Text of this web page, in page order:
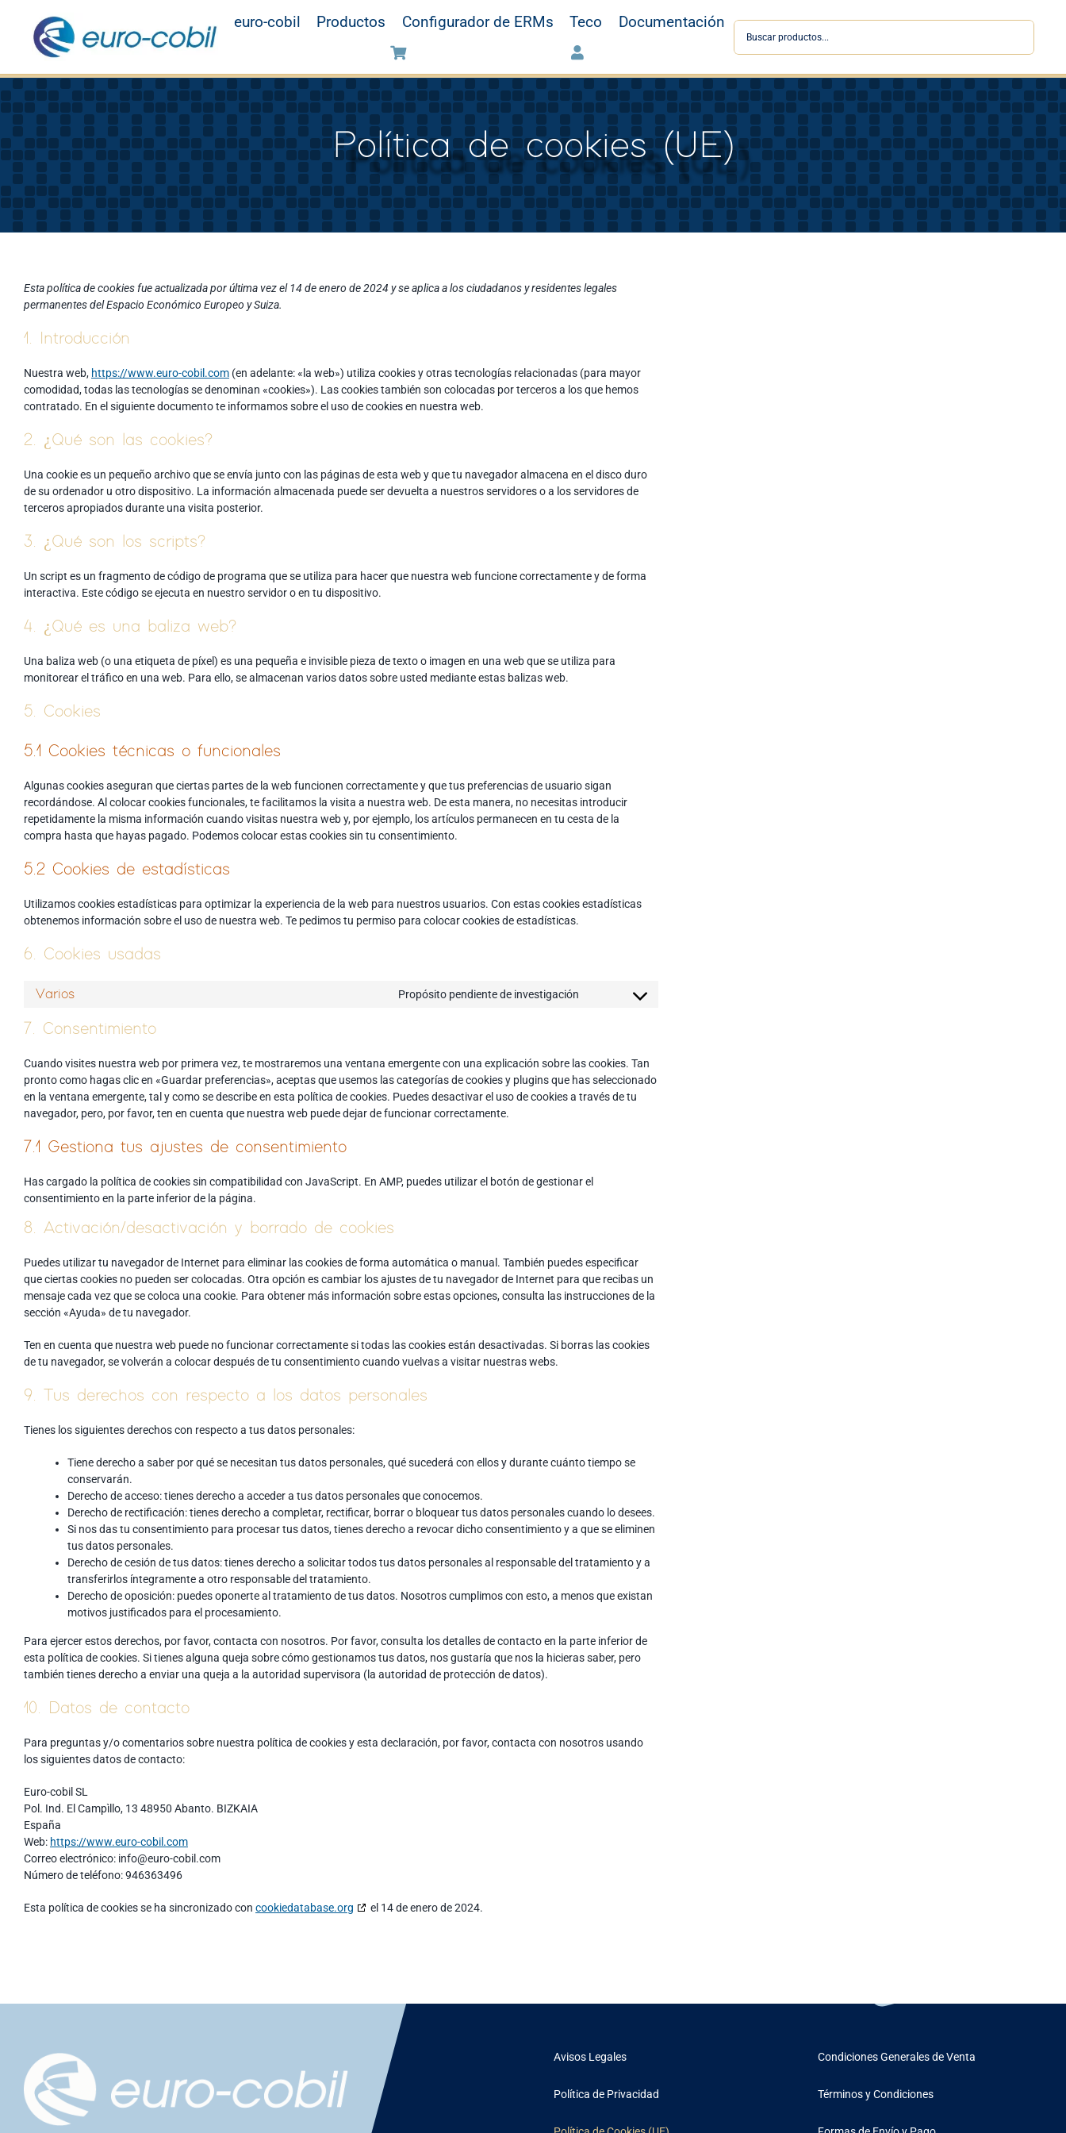
contenido
euro-cobil Productos Configurador de ERMs Teco Documentación
Política de cookies (UE)
Esta política de cookies fue actualizada por última vez el 14 de enero de 2024 y se aplica a los ciudadanos y residentes legales
permanentes del Espacio Económico Europeo y Suiza.
1. Introducción
Nuestra web, https://www.euro-cobil.com (en adelante: «la web») utiliza cookies y otras tecnologías relacionadas (para mayor
comodidad, todas las tecnologías se denominan «cookies»). Las cookies también son colocadas por terceros a los que hemos
contratado. En el siguiente documento te informamos sobre el uso de cookies en nuestra web.
2. ¿Qué son las cookies?
Una cookie es un pequeño archivo que se envía junto con las páginas de esta web y que tu navegador almacena en el disco duro
de su ordenador u otro dispositivo. La información almacenada puede ser devuelta a nuestros servidores o a los servidores de
terceros apropiados durante una visita posterior.
3. ¿Qué son los scripts?
Un script es un fragmento de código de programa que se utiliza para hacer que nuestra web funcione correctamente y de forma
interactiva. Este código se ejecuta en nuestro servidor o en tu dispositivo.
4. ¿Qué es una baliza web?
Una baliza web (o una etiqueta de píxel) es una pequeña e invisible pieza de texto o imagen en una web que se utiliza para
monitorear el tráfico en una web. Para ello, se almacenan varios datos sobre usted mediante estas balizas web.
5. Cookies
5.1 Cookies técnicas o funcionales
Algunas cookies aseguran que ciertas partes de la web funcionen correctamente y que tus preferencias de usuario sigan
recordándose. Al colocar cookies funcionales, te facilitamos la visita a nuestra web. De esta manera, no necesitas introducir
repetidamente la misma información cuando visitas nuestra web y, por ejemplo, los artículos permanecen en tu cesta de la
compra hasta que hayas pagado. Podemos colocar estas cookies sin tu consentimiento.
5.2 Cookies de estadísticas
Utilizamos cookies estadísticas para optimizar la experiencia de la web para nuestros usuarios. Con estas cookies estadísticas
obtenemos información sobre el uso de nuestra web. Te pedimos tu permiso para colocar cookies de estadísticas.
6. Cookies usadas
Varios Propósito pendiente de investigación
7. Consentimiento
Cuando visites nuestra web por primera vez, te mostraremos una ventana emergente con una explicación sobre las cookies. Tan
pronto como hagas clic en «Guardar preferencias», aceptas que usemos las categorías de cookies y plugins que has seleccionado
en la ventana emergente, tal y como se describe en esta política de cookies. Puedes desactivar el uso de cookies a través de tu
navegador, pero, por favor, ten en cuenta que nuestra web puede dejar de funcionar correctamente.
7.1 Gestiona tus ajustes de consentimiento
Has cargado la política de cookies sin compatibilidad con JavaScript. En AMP, puedes utilizar el botón de gestionar el
consentimiento en la parte inferior de la página.
8. Activación/desactivación y borrado de cookies
Puedes utilizar tu navegador de Internet para eliminar las cookies de forma automática o manual. También puedes especificar
que ciertas cookies no pueden ser colocadas. Otra opción es cambiar los ajustes de tu navegador de Internet para que recibas un
mensaje cada vez que se coloca una cookie. Para obtener más información sobre estas opciones, consulta las instrucciones de la
sección «Ayuda» de tu navegador.
Ten en cuenta que nuestra web puede no funcionar correctamente si todas las cookies están desactivadas. Si borras las cookies
de tu navegador, se volverán a colocar después de tu consentimiento cuando vuelvas a visitar nuestras webs.
9. Tus derechos con respecto a los datos personales
Tienes los siguientes derechos con respecto a tus datos personales:
Tiene derecho a saber por qué se necesitan tus datos personales, qué sucederá con ellos y durante cuánto tiempo se
conservarán.
Derecho de acceso: tienes derecho a acceder a tus datos personales que conocemos.
Derecho de rectificación: tienes derecho a completar, rectificar, borrar o bloquear tus datos personales cuando lo desees.
Si nos das tu consentimiento para procesar tus datos, tienes derecho a revocar dicho consentimiento y a que se eliminen
tus datos personales.
Derecho de cesión de tus datos: tienes derecho a solicitar todos tus datos personales al responsable del tratamiento y a
transferirlos íntegramente a otro responsable del tratamiento.
Derecho de oposición: puedes oponerte al tratamiento de tus datos. Nosotros cumplimos con esto, a menos que existan
motivos justificados para el procesamiento.
Para ejercer estos derechos, por favor, contacta con nosotros. Por favor, consulta los detalles de contacto en la parte inferior de
esta política de cookies. Si tienes alguna queja sobre cómo gestionamos tus datos, nos gustaría que nos la hicieras saber, pero
también tienes derecho a enviar una queja a la autoridad supervisora (la autoridad de protección de datos).
10. Datos de contacto
Para preguntas y/o comentarios sobre nuestra política de cookies y esta declaración, por favor, contacta con nosotros usando
los siguientes datos de contacto:
Euro-cobil SL
Pol. Ind. El Campìllo, 13 48950 Abanto. BIZKAIA
España
Web: https://www.euro-cobil.com
Correo electrónico: info@euro-cobil.com
Número de teléfono: 946363496
Esta política de cookies se ha sincronizado con cookiedatabase.org el 14 de enero de 2024.
Avisos Legales
Política de Privacidad
Condiciones Generales de Venta
Términos y Condiciones